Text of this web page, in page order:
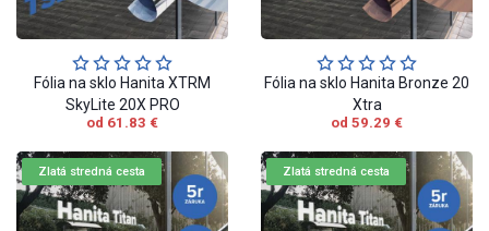
Fólia na sklo Hanita XTRM
SkyLite 20X PRO
od 61.83 €
Fólia na sklo Hanita Bronze 20
Xtra
od 59.29 €
Zlatá stredná cesta Zlatá stredná cesta